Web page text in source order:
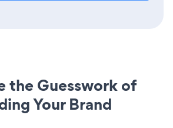
the Guesswork of
Your Brand